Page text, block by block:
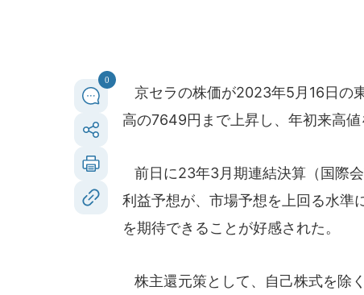
0
京セラの株価が2023年5月16日の
高の7649円まで上昇し、年初来高値
前日に23年3月期連結決算（国際
利益予想が、市場予想を上回る水準
を期待できることが好感された。
株主還元策として、自己株式を除